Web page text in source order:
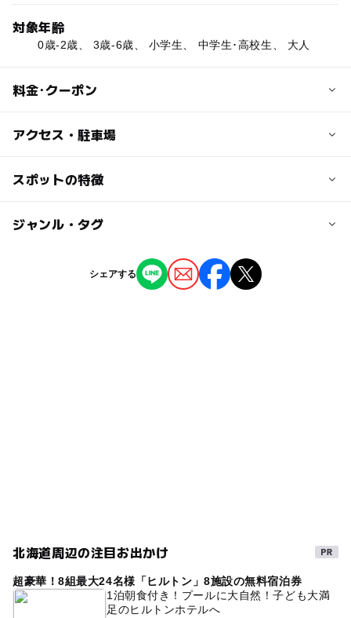
対象年齢
0歳-2歳、 3歳-6歳、 小学生、 中学生･高校生、 大人
料金･クーポン
子供の料金
アクセス・駐車場
交通アクセス
スポットの特徴
駐車場あり ー
ー 託児所
ジャンル・タグ
スポーツ施設
シェアする
北海道周辺の注目お出かけ
超豪華！8組最大24名様「ヒルトン」8施設の無料宿泊券
1泊朝食付き！プールに大自然！子ども大満
足のヒルトンホテルへ